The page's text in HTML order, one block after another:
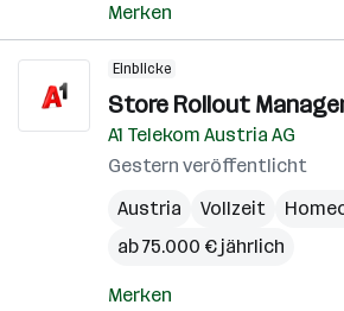
Merken
Einblicke
Store Rollout
A1 Telekom Austria AG
Gestern veröffentlicht
Austria
Vollzeit
ab 75.000 € jährlich
Merken